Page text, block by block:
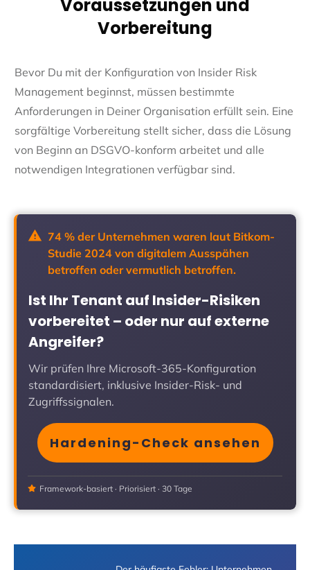
Voraussetzungen und
Vorbereitung
Bevor Du mit der Konfiguration von Insider Risk
Management beginnst, müssen bestimmte
Anforderungen in Deiner Organisation erfüllt sein. Eine
sorgfältige Vorbereitung stellt sicher, dass die Lösung
von Beginn an DSGVO-konform arbeitet und alle
notwendigen Integrationen verfügbar sind.
74 % der Unternehmen waren laut Bitkom-
Studie 2024 von digitalem Ausspähen
betroffen oder vermutlich betroffen.
Ist Ihr Tenant auf Insider-Risiken
vorbereitet – oder nur auf externe
Angreifer?
Wir prüfen Ihre Microsoft-365-Konfiguration
standardisiert, inklusive Insider-Risk- und
Zugriffssignalen.
Hardening-Check ansehen
Framework-basiert · Priorisiert · 30 Tage